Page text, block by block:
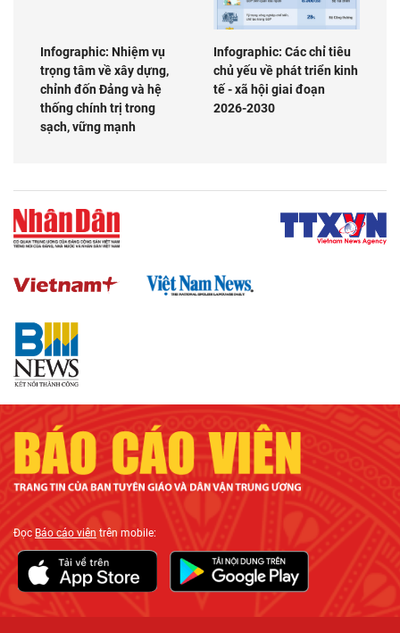
Infographic: Nhiệm vụ
trọng tâm về xây dựng,
chỉnh đốn Đảng và hệ
thống chính trị trong
sạch, vững mạnh
Infographic: Các chỉ tiêu
chủ yếu về phát triển kinh
tế - xã hội giai đoạn
2026-2030
Báo cáo viêntrên mobile: